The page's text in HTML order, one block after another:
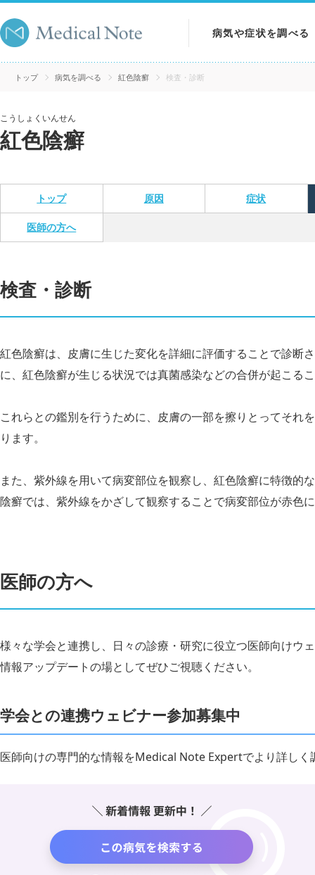
病気や症状を調べる
病気を調べる
トップ 病気を調べる 紅色陰癬 検査・診断
こうしょくいんせん
紅色陰癬
トップ 原因 症状
医師の方へ
検査・診断
紅色陰癬は、皮膚に生じた変化を詳細に評価することで診断
に、紅色陰癬が生じる状況では真菌感染などの合併が起こる
これらとの鑑別を行うために、皮膚の一部を擦りとってそれ
ります。
また、紫外線を用いて病変部位を観察し、紅色陰癬に特徴的
陰癬では、紫外線をかざして観察することで病変部位が赤色
医師の方へ
様々な学会と連携し、日々の診療・研究に役立つ医師向けウ
情報アップデートの場としてぜひご視聴ください。
学会との連携ウェビナー参加募集中
医師向けの専門的な情報をMedical Note Expertでより詳しく